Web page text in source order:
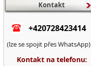
Kontakt
+420728423414
(lze se spojit přes WhatsApp)
Kontakt na telefonu: